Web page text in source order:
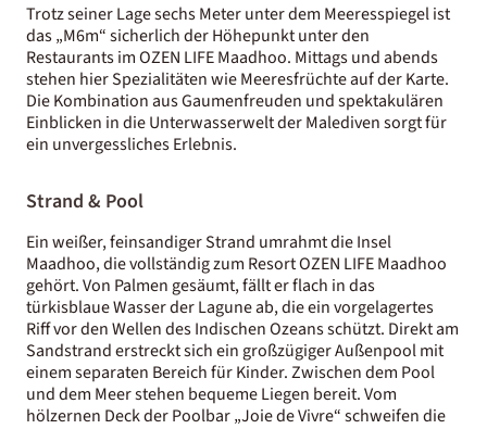
Trotz seiner Lage sechs Meter unter dem Meeresspiegel ist
das „M6m“ sicherlich der Höhepunkt unter den
Restaurants im OZEN LIFE Maadhoo. Mittags und abends
stehen hier Spezialitäten wie Meeresfrüchte auf der Karte.
Die Kombination aus Gaumenfreuden und spektakulären
Einblicken in die Unterwasserwelt der Malediven sorgt für
ein unvergessliches Erlebnis.
Strand & Pool
Ein weißer, feinsandiger Strand umrahmt die Insel
Maadhoo, die vollständig zum Resort OZEN LIFE Maadhoo
gehört. Von Palmen gesäumt, fällt er flach in das
türkisblaue Wasser der Lagune ab, die ein vorgelagertes
Riff vor den Wellen des Indischen Ozeans schützt. Direkt am
Sandstrand erstreckt sich ein großzügiger Außenpool mit
einem separaten Bereich für Kinder. Zwischen dem Pool
und dem Meer stehen bequeme Liegen bereit. Vom
hölzernen Deck der Poolbar „Joie de Vivre“ schweifen die